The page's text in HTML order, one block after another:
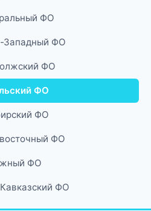
ФО
Западный ФО
ФО
ФО
ФО
ФО
ФО
ФО